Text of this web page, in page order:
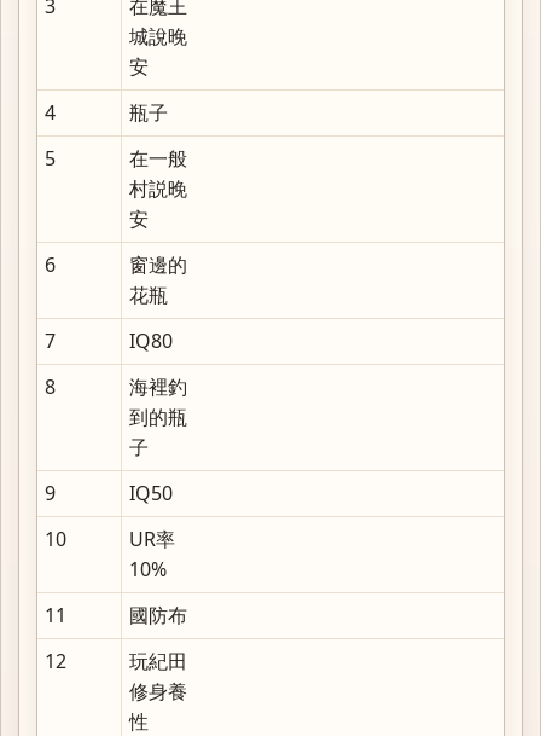
3
在魔王
城說晚
安
4
瓶子
5
在一般
村説晚
安
6
窗邊的
花瓶
7
IQ80
8
海裡釣
到的瓶
子
9
IQ50
10
UR率
10%
11
國防布
12
玩紀田
修身養
性